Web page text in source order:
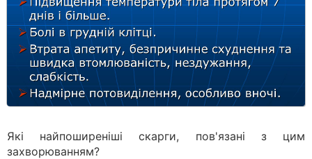
Які найпоширеніші скарги, пов'язані з цим
захворюванням?